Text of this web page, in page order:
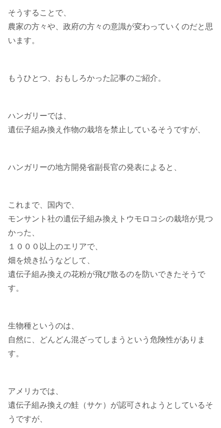
そうすることで、
農家の方々や、政府の方々の意識が変わっていくのだと思
います。
もうひとつ、おもしろかった記事のご紹介。
ハンガリーでは、
遺伝子組み換え作物の栽培を禁止しているそうですが、
ハンガリーの地方開発省副長官の発表によると、
これまで、国内で、
モンサント社の遺伝子組み換えトウモロコシの栽培が見つ
かった、
１０００以上のエリアで、
畑を焼き払うなどして、
遺伝子組み換えの花粉が飛び散るのを防いできたそうで
す。
生物種というのは、
自然に、どんどん混ざってしまうという危険性がありま
す。
アメリカでは、
遺伝子組み換えの鮭（サケ）が認可されようとしているそ
うですが、